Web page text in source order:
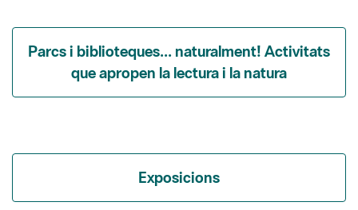
Parcs i biblioteques... naturalment! Activitats
que apropen la lectura i la natura
Exposicions